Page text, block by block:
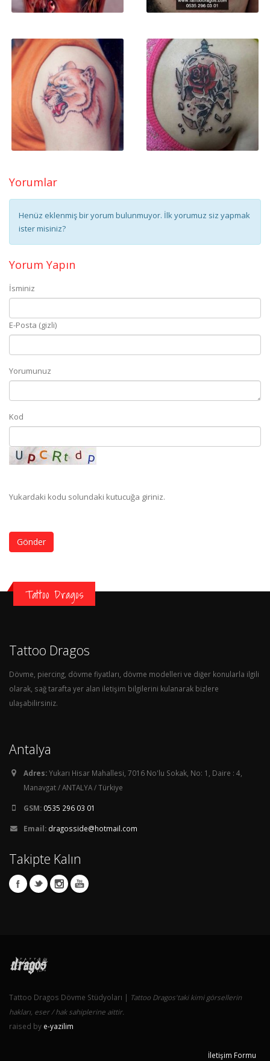
Yorumlar
Henüz eklenmiş bir yorum bulunmuyor. İlk yorumuz siz yapmak
ister misiniz?
Yorum Yapın
İsminiz
E-Posta (gizli)
Yorumunuz
Kod
Yukardaki kodu solundaki kutucuğa giriniz.
Gönder
Tattoo Dragos
Tattoo Dragos
Dövme, piercing, dövme fiyatları, dövme modelleri ve diğer konularla ilgili
olarak, sağ tarafta yer alan iletişim bilgilerini kulanarak bizlere
ulaşabilirsiniz.
Antalya
Adres:Yukarı Hisar Mahallesi, 7016 No'lu Sokak, No: 1, Daire : 4,
Manavgat / ANTALYA / Türkiye
GSM: 0535 296 03 01
Email: dragosside@hotmail.com
Takipte Kalın
Tattoo Dragos Dövme Stüdyoları | Tattoo Dragos'taki kimi görsellerin
hakları, eser / hak sahiplerine aittir.
raised by e-yazilim
İletişim Formu